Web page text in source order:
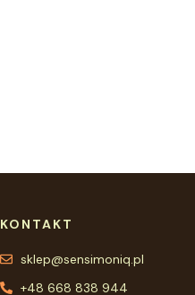
KONTAKT
sklep@sensimoniq.pl
+48 668 838 944